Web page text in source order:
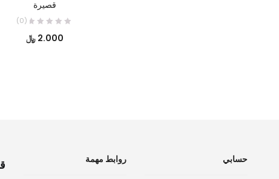
قصيرة
(0)
2.000 ﷼
روابط مهمة حسابي